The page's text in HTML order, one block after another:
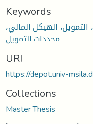
Keywords
الهیكل المالي،
محددات التمویل.
URI
https://depot.univ-
Collections
Master Thesis